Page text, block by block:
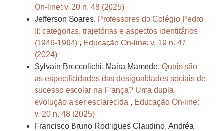
On-line: v. 20 n. 48 (2025)
Jefferson Soares, Professores do Colégio Pedro
II: categorias, trajetórias e aspectos identitários
(1946-1964) , Educação On-line: v. 19 n. 47
(2024)
Sylvain Broccolichi, Maira Mamede, Quais são
as especificidades das desigualdades sociais de
sucesso escolar na França? Uma dupla
evolução a ser esclarecida , Educação On-line:
v. 20 n. 48 (2025)
Francisco Bruno Rodrigues Claudino, Andréa